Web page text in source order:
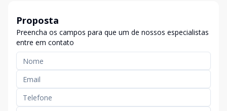
Proposta
Preencha os campos para que um de nossos especialistas
entre em contato